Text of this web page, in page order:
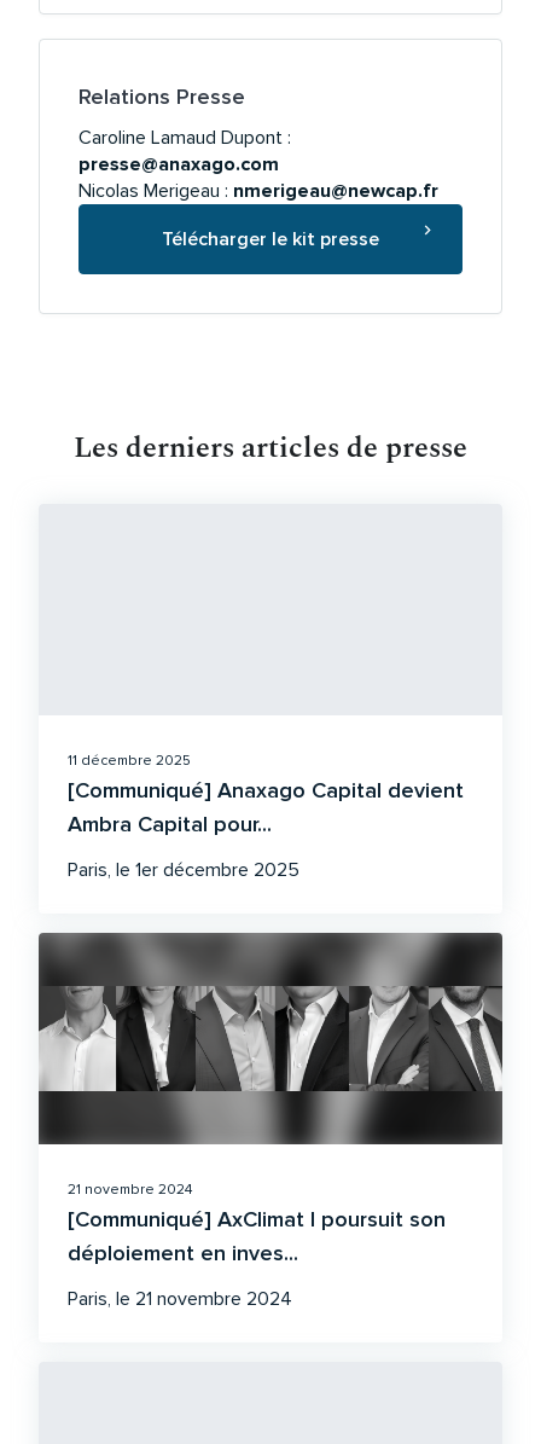
Relations Presse
Caroline Lamaud Dupont :
presse@anaxago.com
Nicolas Merigeau : nmerigeau@newcap.fr
Télécharger le kit presse
Les derniers articles de presse
11 décembre 2025
[Communiqué] Anaxago Capital devient
Ambra Capital pour...
Paris, le 1er décembre 2025
21 novembre 2024
[Communiqué] AxClimat I poursuit son
déploiement en inves...
Paris, le 21 novembre 2024